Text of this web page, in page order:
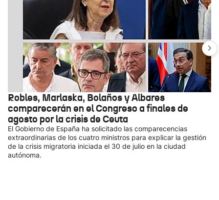
Robles, Marlaska, Bolaños y Albares
comparecerán en el Congreso a finales de
agosto por la crisis de Ceuta
El Gobierno de España ha solicitado las comparecencias
extraordinarias de los cuatro ministros para explicar la gestión
de la crisis migratoria iniciada el 30 de julio en la ciudad
autónoma.